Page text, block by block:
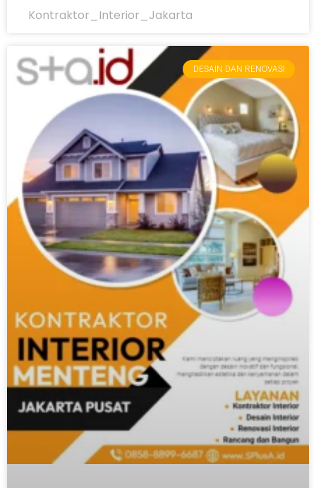
Kontraktor_Interior_Jakarta
DESAIN DAN RENOVASI